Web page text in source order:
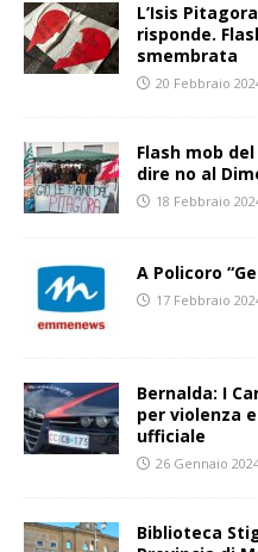
L’Isis
risponde.
smembrata
20 Febbraio
Flash mob
dire no al
18 Febbraio
A Policoro
17 Febbraio
Bernalda: I
per violenza
ufficiale
26 Gennaio
Biblioteca